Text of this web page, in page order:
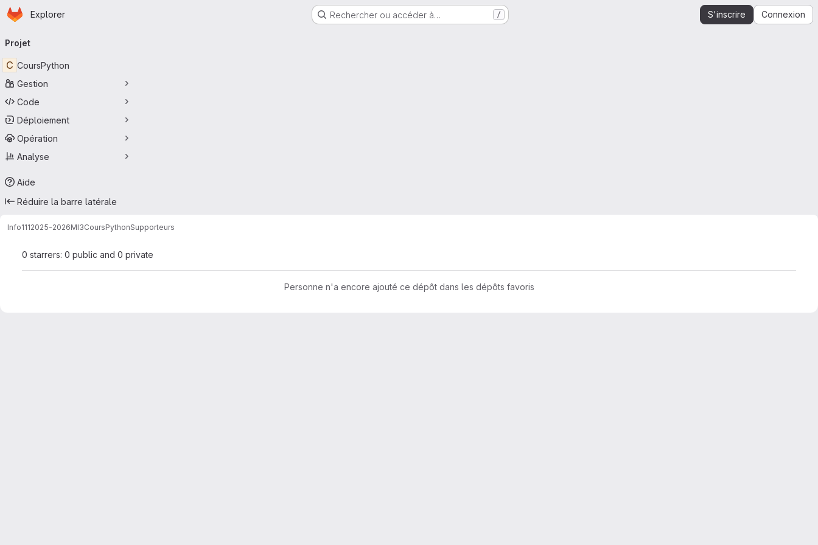
Passer au contenu principal
Page d'accueil
Explorer Rechercher ou accéder à… / S'inscrire Connexion
principale
Projet
C CoursPython
Gestion
Code
Déploiement
Opération
Analyse
Aide
Réduire la barre latérale
Info1112025-2026MI3CoursPythonSupporteurs
0 starrers: 0 public and 0 private
Personne n'a encore ajouté ce dépôt dans les dépôts favoris